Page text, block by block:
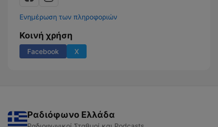
Ενημέρωση των πληροφοριών
Κοινή χρήση
Facebook X
Ραδιόφωνο Ελλάδα